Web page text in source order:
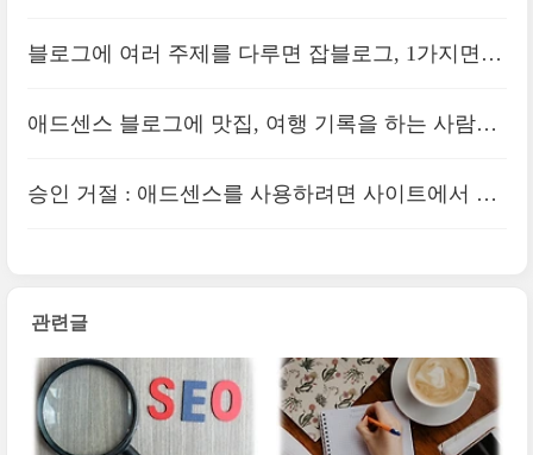
블로그에 여러 주제를 다루면 잡블로그, 1가지면
애드센스 블로그에 맛집, 여행 기록을 하는 사람이
승인 거절 : 애드센스를 사용하려면 사이트에서 발
관련글